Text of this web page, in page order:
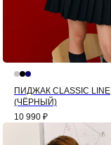
ПИДЖАК CLASSIC LINE
(ЧЁРНЫЙ)
10 990 ₽